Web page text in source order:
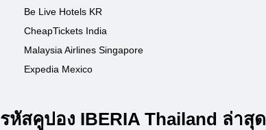
Be Live Hotels KR
CheapTickets India
Malaysia Airlines Singapore
Expedia Mexico
รหัสคูปอง IBERIA Thailand ล่าสุด